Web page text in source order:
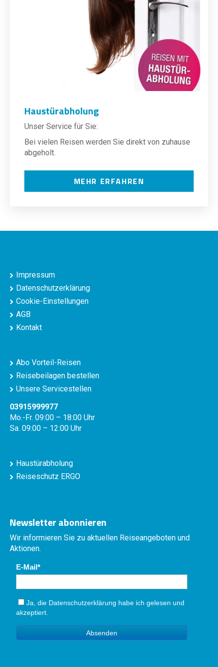
Haustürabholung
Unser Service für Sie:
Bei vielen Reisen werden Sie direkt von zuhause
abgeholt.
MEHR ERFAHREN
Impressum
Datenschutzerklärung
Cookie-Einstellungen
AGB
Kontakt
Abo Vorteil-Reisen
Reisebeilagen bestellen
Unsere Servicestellen
03915999977
Mo.-Fr. 09:00 – 18:00 Uhr
Sa. 09:00 – 12:00 Uhr
Haustürabholung
Reiseschutz ERGO
Newsletter abonnieren
Wir informieren Sie zu aktuellen Reiseangeboten und
Aktionen.
E-Mail
Ja, die Datenschutzerklärung habe ich gelesen und
akzeptiert.
Absenden